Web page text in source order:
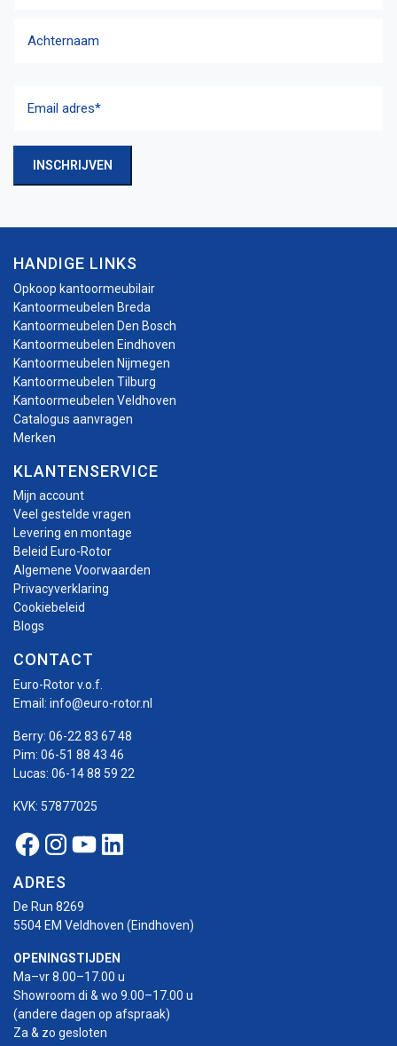
adres(Vereist)
INSCHRIJVEN
HANDIGE LINKS
Opkoop kantoormeubilair
Kantoormeubelen Breda
Kantoormeubelen Den Bosch
Kantoormeubelen Eindhoven
Kantoormeubelen Nijmegen
Kantoormeubelen Tilburg
Kantoormeubelen Veldhoven
Catalogus aanvragen
Merken
KLANTENSERVICE
Mijn account
Veel gestelde vragen
Levering en montage
Beleid Euro-Rotor
Algemene Voorwaarden
Privacyverklaring
Cookiebeleid
Blogs
CONTACT
Euro-Rotor v.o.f.
Email: info@euro-rotor.nl
Berry: 06-22 83 67 48
Pim: 06-51 88 43 46
Lucas: 06-14 88 59 22
KVK: 57877025
Facebook Euro-rotor
Instagram Euro-rotor
Youtube Euro-rotor
Linkedin Euro-rotor
ADRES
De Run 8269
5504 EM Veldhoven (Eindhoven)
OPENINGSTIJDEN
Ma–vr 8.00–17.00 u
Showroom di & wo 9.00–17.00 u
(andere dagen op afspraak)
Za & zo gesloten